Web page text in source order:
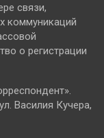
связи,
коммуникаций
о регистрации
Василия Кучера,